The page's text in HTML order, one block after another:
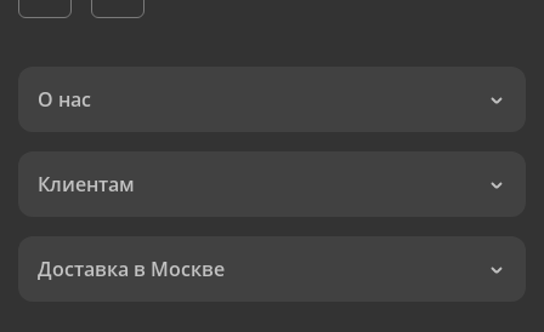
О нас
Клиентам
Доставка в Москве